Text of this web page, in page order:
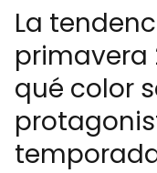
La
primavera
qué color